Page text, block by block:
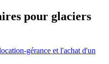
pour glaciers
gérance et l'achat d'un